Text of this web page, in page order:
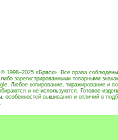
1998–2025 «Брвск». Все права
зарегистрированными товарными
Любое копирование, тиражирование и
и не используются. Готовое
вышивания и отличий в